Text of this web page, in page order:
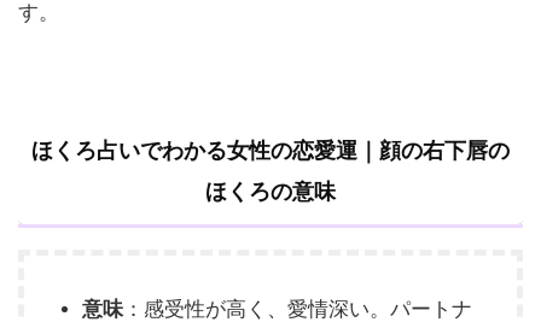
す。
ほくろ占いでわかる女性の恋愛運｜顔の右下唇の
ほくろの意味
意味：感受性が高く、愛情深い。パートナ